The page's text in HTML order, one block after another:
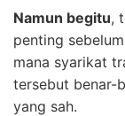
Namun begitu,
penting
mana syarikat
tersebut benar-
yang sah.